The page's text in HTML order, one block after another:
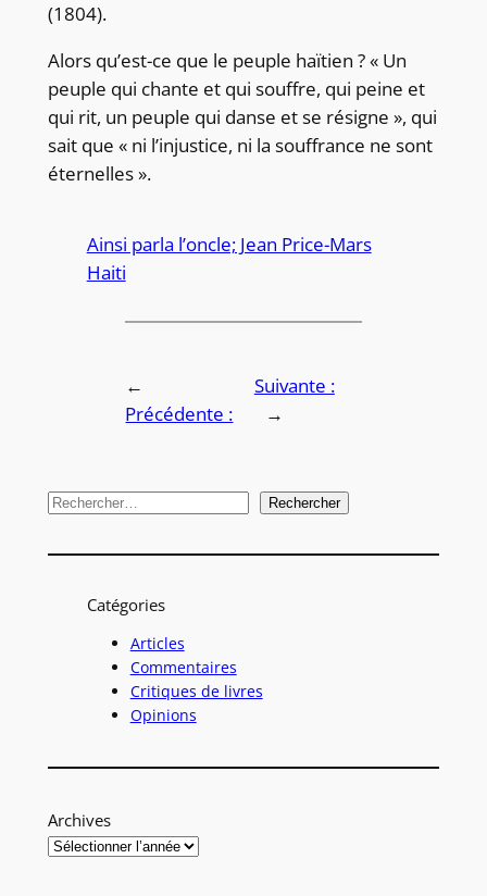
(1804).
Alors qu’est-ce que le peuple haïtien ? « Un
peuple qui chante et qui souffre, qui peine et
qui rit, un peuple qui danse et se résigne », qui
sait que « ni l’injustice, ni la souffrance ne sont
éternelles ».
Ainsi parla l’oncle; Jean Price-Mars
Haiti
←
Précédente :
Suivante :
→
R
c
Rechercher
Catégories
Articles
Commentaires
Critiques de livres
Opinions
Archives